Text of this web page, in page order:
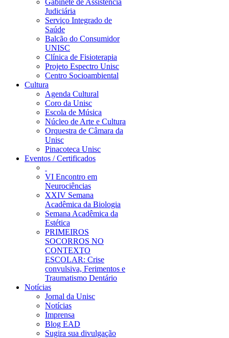
Gabinete de Assistência
Judiciária
Serviço Integrado de
Saúde
Balcão do Consumidor
UNISC
Clínica de Fisioterapia
Projeto Espectro Unisc
Centro Socioambiental
Cultura
Agenda Cultural
Coro da Unisc
Escola de Música
Núcleo de Arte e Cultura
Orquestra de Câmara da
Unisc
Pinacoteca Unisc
Eventos / Certificados
VI Encontro em
Neurociências
XXIV Semana
Acadêmica da Biologia
Semana Acadêmica da
Estética
PRIMEIROS
SOCORROS NO
CONTEXTO
ESCOLAR: Crise
convulsiva, Ferimentos e
Traumatismo Dentário
Notícias
Jornal da Unisc
Notícias
Imprensa
Blog EAD
Sugira sua divulgação